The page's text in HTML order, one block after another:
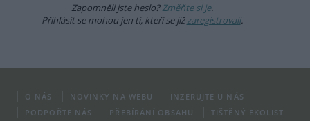
Zapomněli jste heslo?Změňte si je.
Přihlásit se mohou jen ti, kteří se jižzaregistrovali.
O NÁS NOVINKY NA WEBU
INZERUJTE U NÁS
PODPOŘTE NÁS
PŘEBÍRÁNÍ OBSAHU TIŠTĚNÝ EKOLIST